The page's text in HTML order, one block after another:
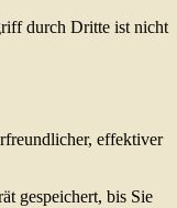
durch Dritte ist nicht
effektiver
gespeichert, bis Sie